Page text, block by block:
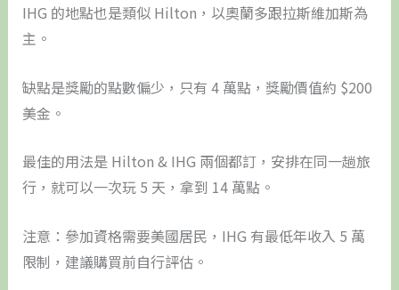
IHG 的地點也是類似 Hilton，以奧蘭多跟拉斯維加斯為
主。
缺點是獎勵的點數偏少，只有 4 萬點，獎勵價值約 $200
美金。
最佳的用法是 Hilton & IHG 兩個都訂，安排在同一趟旅
行，就可以一次玩 5 天，拿到 14 萬點。
注意：參加資格需要美國居民，IHG 有最低年收入 5 萬
限制，建議購買前自行評估。